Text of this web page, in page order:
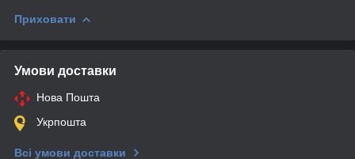
Приховати
Умови доставки
Нова Пошта
Укрпошта
Всі умови доставки